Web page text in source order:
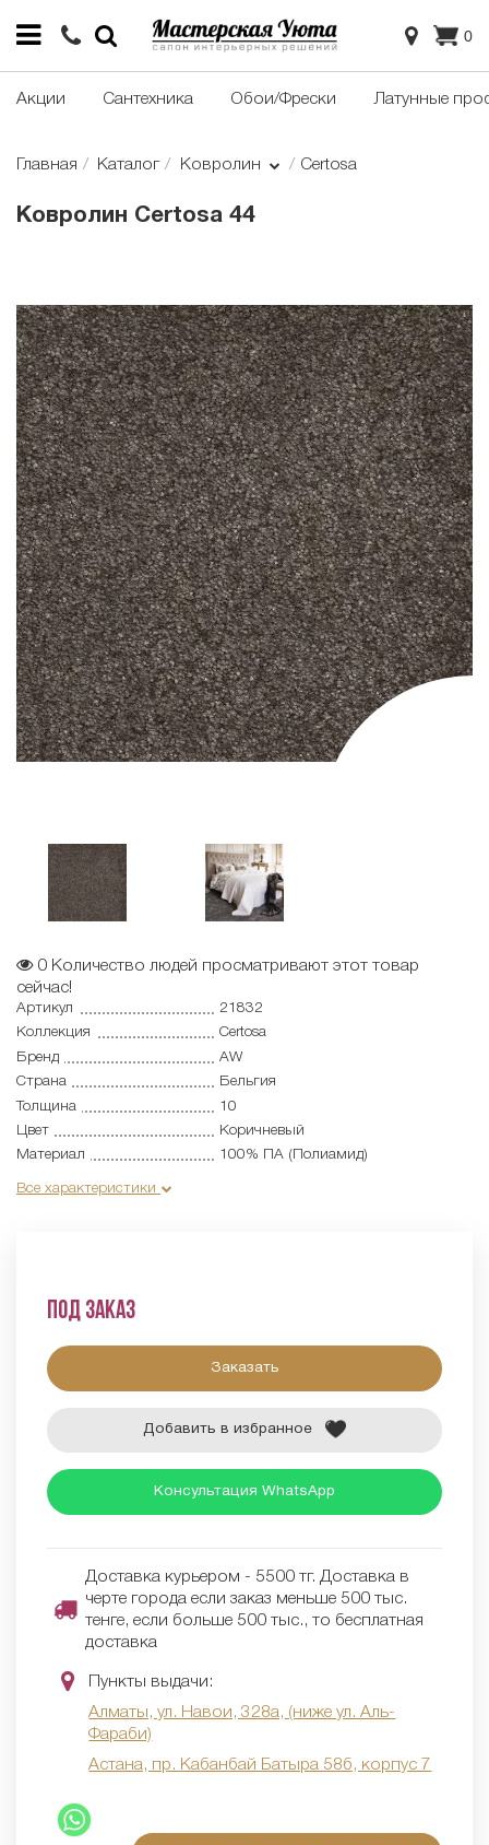
0
Акции Сантехника Обои/Фрески Латунные
Главная Каталог Ковролин Certosa
Ковролин Certosa 44
0 Количество людей просматривают этот товар
сейчас!
Артикул
21832
Коллекция
Certosa
Бренд
AW
Страна
Бельгия
Толщина
10
Цвет
Коричневый
Материал
100% ПА (Полиамид)
Все характеристики
Под заказ
Заказать
Добавить в избранное
Консультация WhatsApp
Доставка курьером - 5500 тг. Доставка в
черте города если заказ меньше 500 тыс.
тенге, если больше 500 тыс., то бесплатная
доставка
Пункты выдачи:
Алматы, ул. Навои, 328а, (ниже ул. Аль-
Фараби)
Астана, пр. Кабанбай Батыра 58б, корпус 7